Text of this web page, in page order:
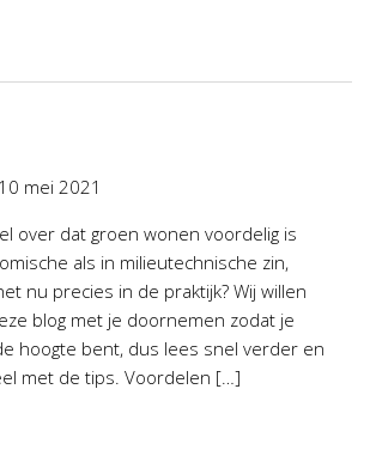
10 mei 2021
over dat groen wonen voordelig is
als in milieutechnische zin,
nu precies in de praktijk? Wij willen
blog met je doornemen zodat je
hoogte bent, dus lees snel verder en
met de tips. Voordelen […]